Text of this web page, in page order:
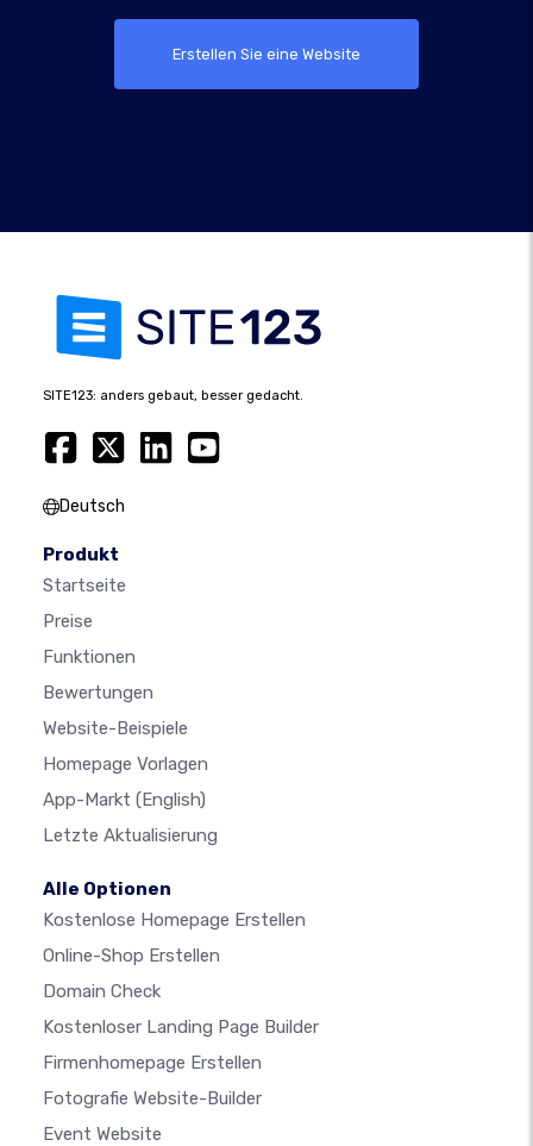
Erstellen Sie eine Website
SITE123: anders gebaut, besser gedacht.
Deutsch
Produkt
Startseite
Preise
Funktionen
Bewertungen
Website-Beispiele
Homepage Vorlagen
App-Markt (English)
Letzte Aktualisierung
Alle Optionen
Kostenlose Homepage Erstellen
Online-Shop Erstellen
Domain Check
Kostenloser Landing Page Builder
Firmenhomepage Erstellen
Fotografie Website-Builder
Event Website